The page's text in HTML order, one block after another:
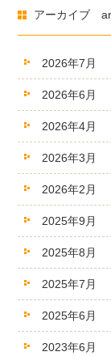
アーカイブ
2026年7月
2026年6月
2026年4月
2026年3月
2026年2月
2025年9月
2025年8月
2025年7月
2025年6月
2023年6月